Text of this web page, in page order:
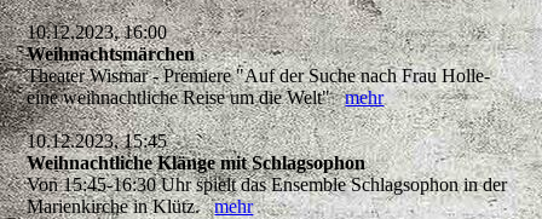
10.12.2023, 16:00
Weihnachtsmärchen
Theater Wismar - Premiere "Auf der Suche nach Frau Holle-
eine weihnachtliche Reise um die Welt"mehr
10.12.2023, 15:45
Weihnachtliche Klänge mit Schlagsophon
Von 15:45-16:30 Uhr spielt das Ensemble Schlagsophon in der
Marienkirche in Klütz.mehr